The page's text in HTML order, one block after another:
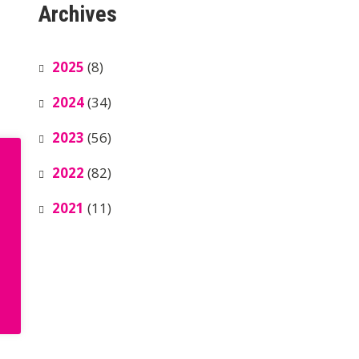
Archives
2025 (8)
2024(34)
2023 (56)
2022 (82)
2021 (11)